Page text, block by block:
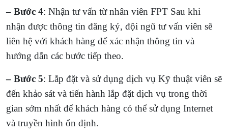
– Bước 4: Nhận tư vấn từ nhân viên FPT Sau khi
nhận được thông tin đăng ký, đội ngũ tư vấn viên sẽ
liên hệ với khách hàng để xác nhận thông tin và
hướng dẫn các bước tiếp theo.
– Bước 5: Lắp đặt và sử dụng dịch vụ Kỹ thuật viên sẽ
đến khảo sát và tiến hành lắp đặt dịch vụ trong thời
gian sớm nhất để khách hàng có thể sử dụng Internet
và truyền hình ổn định.